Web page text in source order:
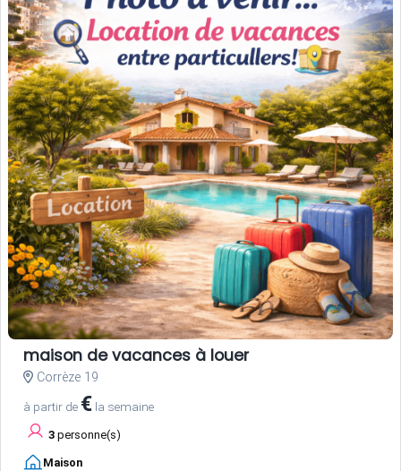
maison de vacances à louer
Corrèze 19
à partir de € la semaine
3 personne(s)
Maison